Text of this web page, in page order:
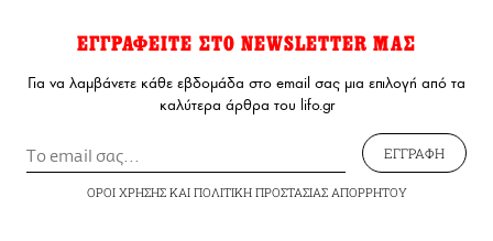
ΕΓΓΡΑΦΕΙΤΕ ΣΤΟ NEWSLETTER ΜΑΣ
Για να λαμβάνετε κάθε εβδομάδα στο email σας μια επιλογή από τα
καλύτερα άρθρα του lifo.gr
ΕΓΓΡΑΦΗ
ΟΡΟΙ ΧΡΗΣΗΣΚΑΙ ΠΟΛΙΤΙΚΗ ΠΡΟΣΤΑΣΙΑΣ ΑΠΟΡΡΗΤΟΥ